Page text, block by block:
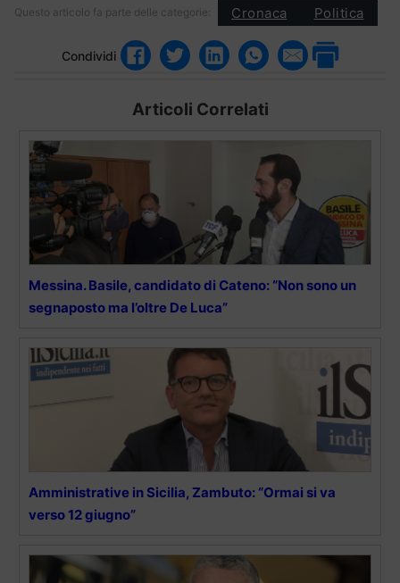
Questo articolo fa parte delle categorie: Cronaca Politica
Condividi
Articoli Correlati
Messina. Basile, candidato di Cateno: “Non sono un
segnaposto ma l’oltre De Luca”
Amministrative in Sicilia, Zambuto: “Ormai si va
verso 12 giugno”